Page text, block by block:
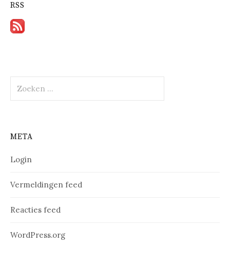
RSS
naar:
META
Login
Vermeldingen feed
Reacties feed
WordPress.org